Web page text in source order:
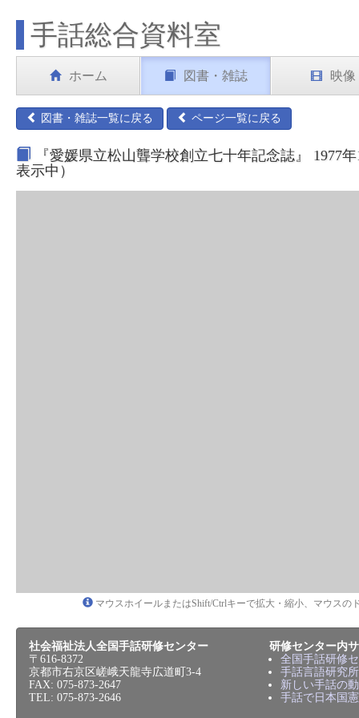
手話総合資料室
ホーム 図書・雑誌 映像
図書・雑誌一覧に戻る ページ一覧に戻る
『愛媛県立松山聾学校創立七十年記念誌』
表示中）
マウスホイールまたはShift/Ctrlキーで拡大・縮小、マウスの
社会福祉法人全国手話研修センター
〒616-8372
京都市右京区嵯峨天龍寺広道町3-4
FAX: 075-873-2647
TEL: 075-873-2646
研修センター内
全国手話研修
手話言語研究所
新しい手話の
手話で日本国